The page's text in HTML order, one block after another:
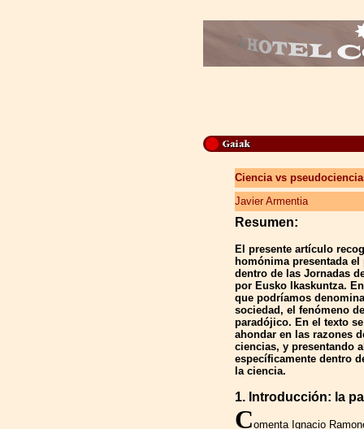
Ciencia vs
Javier Armentia
Resumen:
El presente artículo
homónima presentada el
dentro de las Jornadas
por Eusko Ikaskuntza.
que podríamos
sociedad, el fenómeno
paradójico. En el texto
ahondar en las razones
ciencias, y presentando
específicamente dentro
la ciencia.
1. Introducción: la
Comenta Ignacio